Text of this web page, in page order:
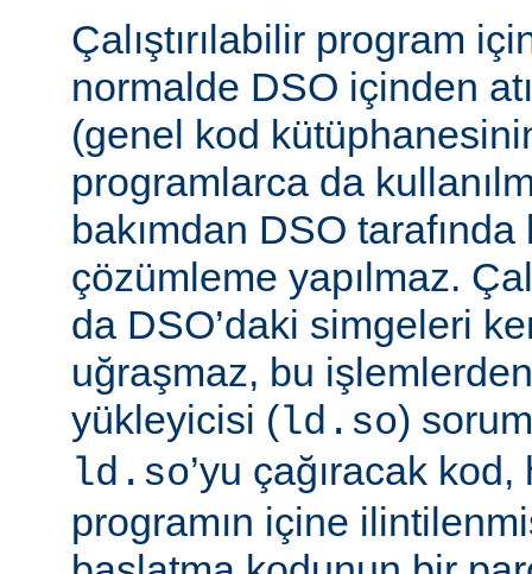
Çalıştırılabilir program
normalde DSO içinden
(genel kod
programlarca da
bakımdan DSO
çözümleme yapılmaz.
da DSO’daki simgeleri
uğraşmaz, bu
yükleyicisi ( ld.so)
ld.so’yu çağıracak kod,
programın içine